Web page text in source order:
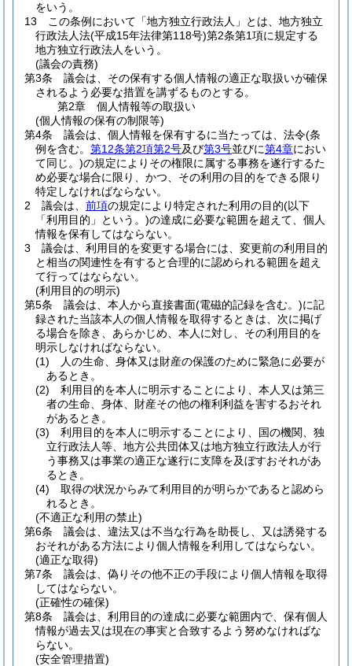
をいう。
13
この条例において「地方独立行政法人」とは、地方独立
行政法人法(平成15年法律第118号)第2条第1項に規定する
地方独立行政法人をいう。
(議会の責務)
第3条
議会は、その保有する個人情報の適正な取扱いが確保
されるよう必要な措置を講ずるものとする。
第2章
個人情報等の取扱い
(個人情報の保有の制限等)
第4条
議会は、個人情報を保有するに当たっては、法令(条
例を含む。 第12条第2項第2号及び第3号並びに第4章におい
て同じ。)の規定によりその権限に属する事務を遂行するた
め必要な場合に限り、かつ、その利用の目的をできる限り
特定しなければならない。
2
議会は、 前項の規定により特定された利用の目的(以下
「利用目的」という。)の達成に必要な範囲を超えて、個人
情報を保有してはならない。
3
議会は、利用目的を変更する場合には、変更前の利用目的
と相当の関連性を有すると合理的に認められる範囲を超え
て行ってはならない。
(利用目的の明示)
第5条
議会は、本人から直接書面(電磁的記録を含む。)に記
録された当該本人の個人情報を取得するときは、次に掲げ
る場合を除き、あらかじめ、本人に対し、その利用目的を
明示しなければならない。
(1)
人の生命、身体又は財産の保護のために緊急に必要が
あるとき。
(2)
利用目的を本人に明示することにより、本人又は第三
者の生命、身体、財産その他の権利利益を害するおそれ
があるとき。
(3)
利用目的を本人に明示することにより、国の機関、独
立行政法人等、地方公共団体又は地方独立行政法人が行
う事務又は事業の適正な遂行に支障を及ぼすおそれがあ
るとき。
(4)
取得の状況からみて利用目的が明らかであると認めら
れるとき。
(不適正な利用の禁止)
第6条
議会は、違法又は不当な行為を助長し、又は誘発する
おそれがある方法により個人情報を利用してはならない。
(適正な取得)
第7条
議会は、偽りその他不正の手段により個人情報を取得
してはならない。
(正確性の確保)
第8条
議会は、利用目的の達成に必要な範囲内で、保有個人
情報が過去又は現在の事実と合致するよう努めなければな
らない。
(安全管理措置)